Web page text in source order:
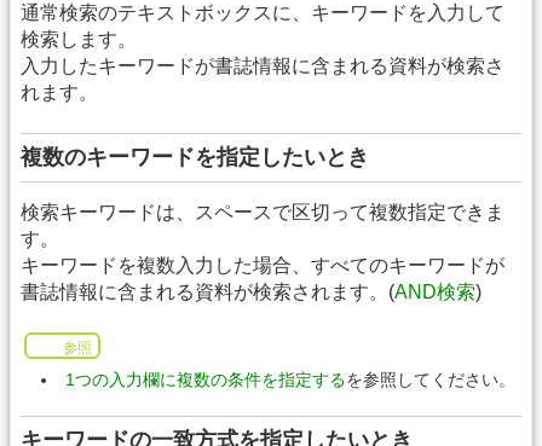
通常検索のテキストボックスに、キーワードを入力して
検索します。
入力したキーワードが書誌情報に含まれる資料が検索さ
れます。
複数のキーワードを指定したいとき
検索キーワードは、スペースで区切って複数指定できま
す。
キーワードを複数入力した場合、すべてのキーワードが
書誌情報に含まれる資料が検索されます。(AND検索)
参照
1つの入力欄に複数の条件を指定するを参照してください。
キーワードの一致方式を指定したいとき